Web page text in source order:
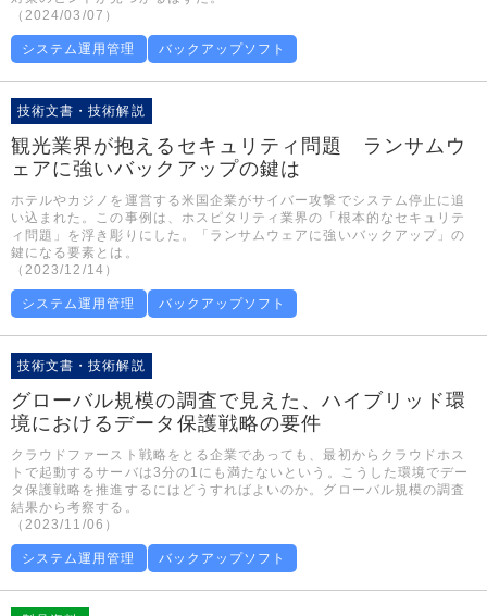
（2024/03/07）
システム運用管理 バックアップソフト
技術文書・技術解説
観光業界が抱えるセキュリティ問題 ランサムウ
ェアに強いバックアップの鍵は
ホテルやカジノを運営する米国企業がサイバー攻撃でシステム停止に追
い込まれた。この事例は、ホスピタリティ業界の「根本的なセキュリテ
ィ問題」を浮き彫りにした。「ランサムウェアに強いバックアップ」の
鍵になる要素とは。
（2023/12/14）
システム運用管理 バックアップソフト
技術文書・技術解説
グローバル規模の調査で見えた、ハイブリッド環
境におけるデータ保護戦略の要件
クラウドファースト戦略をとる企業であっても、最初からクラウドホス
トで起動するサーバは3分の1にも満たないという。こうした環境でデー
タ保護戦略を推進するにはどうすればよいのか。グローバル規模の調査
結果から考察する。
（2023/11/06）
システム運用管理 バックアップソフト